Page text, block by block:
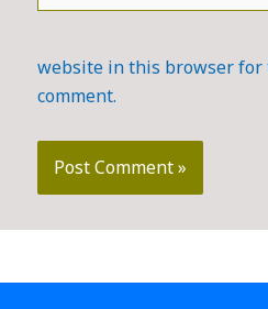
website in this browser
comment.